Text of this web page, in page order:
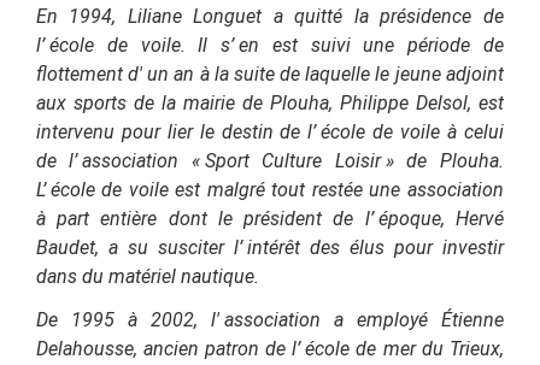
En 1994, Liliane Longuet a quitté la présidence de
l’ école de voile.Il s’ en est suivi une période de
flottement d' un an à la suite de laquelle le jeune adjoint
aux sports de la mairie de Plouha, Philippe Delsol, est
intervenu pour lier le destin de l’ école de voile à celui
de l’ association « Sport Culture Loisir » de Plouha.
L’ école de voile est malgré tout restée une association
à part entière dont le président de l’ époque, Hervé
Baudet, a su susciter l’ intérêt des élus pour investir
dans du matériel nautique.
De 1995 à 2002, l' association a employé Étienne
Delahousse, ancien patron de l’ école de mer du Trieux,